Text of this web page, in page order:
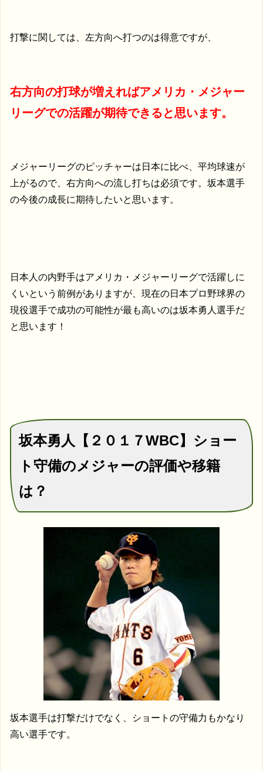
打撃に関しては、左方向へ打つのは得意ですが、
右方向の打球が増えればアメリカ・メジャー
リーグでの活躍が期待できると思います。
メジャーリーグのピッチャーは日本に比べ、平均球速が
上がるので、右方向への流し打ちは必須です。坂本選手
の今後の成長に期待したいと思います。
日本人の内野手はアメリカ・メジャーリーグで活躍しに
くいという前例がありますが、現在の日本プロ野球界の
現役選手で成功の可能性が最も高いのは坂本勇人選手だ
と思います！
坂本勇人【２０１７WBC】ショー
ト守備のメジャーの評価や移籍
は？
坂本選手は打撃だけでなく、ショートの守備力もかなり
高い選手です。